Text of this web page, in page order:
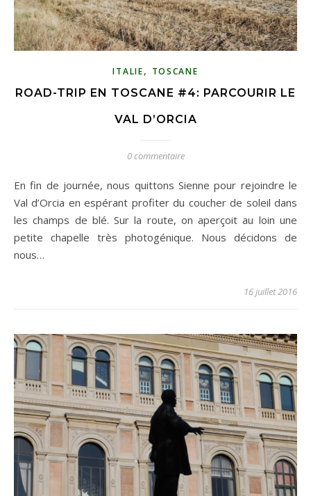
ITALIE, TOSCANE
ROAD-TRIP EN TOSCANE #4: PARCOURIR LE
VAL D’ORCIA
0 commentaire
En fin de journée, nous quittons Sienne pour rejoindre le
Val d’Orcia en espérant profiter du coucher de soleil dans
les champs de blé. Sur la route, on aperçoit au loin une
petite chapelle très photogénique. Nous décidons de
nous…
16 juillet 2016